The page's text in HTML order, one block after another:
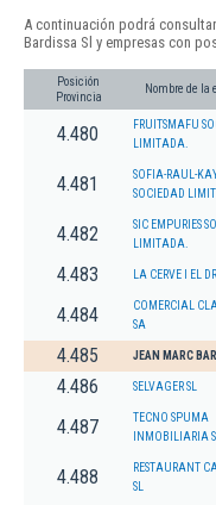
A continuación podrá
Bardissa Sl y empresas con
Posición
Provincia
Nombre de la
4.480
FRUITSMAFU
LIMITADA.
4.481
SOFIA-RAUL-
SOCIEDAD
4.482
SIC EMPURIES
LIMITADA.
4.483 LA CERVE I EL
4.484
COMERCIAL
SA
4.485 JEAN MARC
4.486 SELVAGER SL
4.487
TECNO SPUMA
INMOBILIARIA
4.488
RESTAURANT
SL